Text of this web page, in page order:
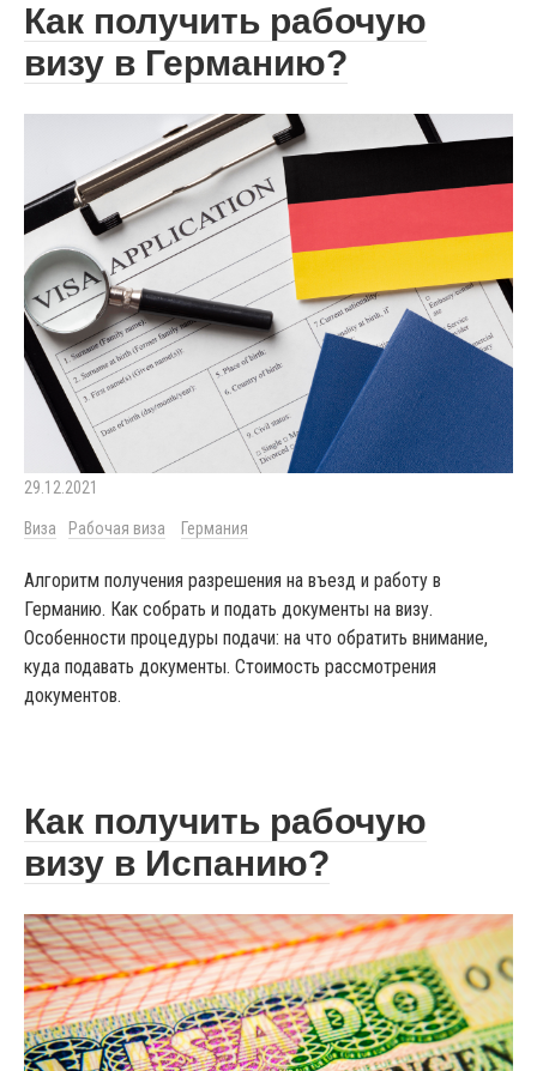
Как получить рабочую
визу в Германию?
29.12.2021
Виза Рабочая виза Германия
Алгоритм получения разрешения на въезд и работу в
Германию. Как собрать и подать документы на визу.
Особенности процедуры подачи: на что обратить внимание,
куда подавать документы. Стоимость рассмотрения
документов.
Как получить рабочую
визу в Испанию?